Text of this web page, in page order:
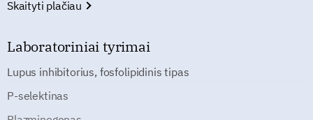
Skaityti plačiau
Laboratoriniai tyrimai
Lupus inhibitorius, fosfolipidinis tipas
P-selektinas